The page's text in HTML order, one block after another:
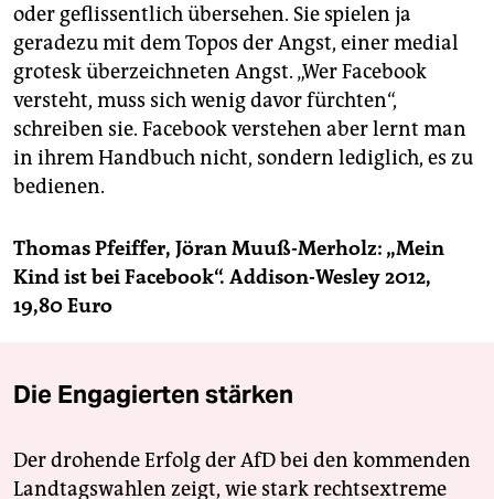
oder geflissentlich übersehen. Sie spielen ja
geradezu mit dem Topos der Angst, einer medial
grotesk überzeichneten Angst. „Wer Facebook
versteht, muss sich wenig davor fürchten“,
schreiben sie. Facebook verstehen aber lernt man
in ihrem Handbuch nicht, sondern lediglich, es zu
bedienen.
Thomas Pfeiffer, Jöran Muuß-Merholz: „Mein
Kind ist bei Facebook“. Addison-Wesley 2012,
19,80 Euro
Die Engagierten stärken
Der drohende Erfolg der AfD bei den kommenden
Landtagswahlen zeigt, wie stark rechtsextreme